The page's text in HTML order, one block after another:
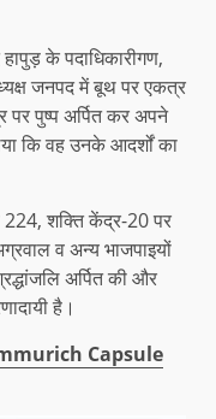
के पदाधिकारीगण,
जनपद में बूथ पर एकत्र
पर पुष्प अर्पित कर अपने
कि वह उनके आदर्शों का
शक्ति केंद्र-20 पर
व अन्य भाजपाइयों
अर्पित की और
है।
Capsule